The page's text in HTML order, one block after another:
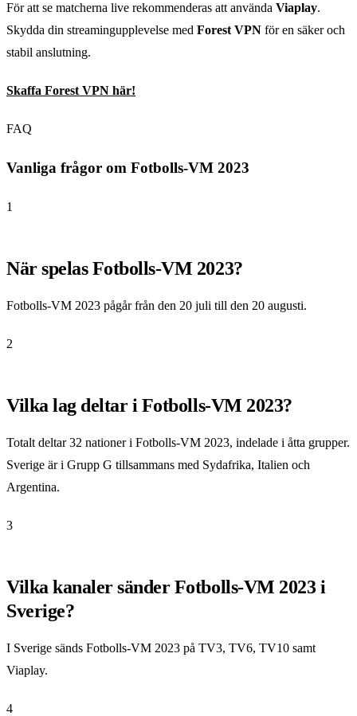
För att se matcherna live rekommenderas att använda Viaplay.
Skydda din streamingupplevelse med Forest VPN för en säker och
stabil anslutning.
Skaffa Forest VPN här!
FAQ
Vanliga frågor om Fotbolls-VM 2023
1
När spelas Fotbolls-VM 2023?
Fotbolls-VM 2023 pågår från den 20 juli till den 20 augusti.
2
Vilka lag deltar i Fotbolls-VM 2023?
Totalt deltar 32 nationer i Fotbolls-VM 2023, indelade i åtta grupper.
Sverige är i Grupp G tillsammans med Sydafrika, Italien och
Argentina.
3
Vilka kanaler sänder Fotbolls-VM 2023 i
Sverige?
I Sverige sänds Fotbolls-VM 2023 på TV3, TV6, TV10 samt
Viaplay.
4